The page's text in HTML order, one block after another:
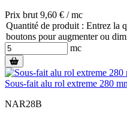
Prix brut 9,60 € / mc
Quantité de produit : Entrez la
boutons pour augmenter ou
mc
Sous-fait alu rol extreme 280
NAR28B